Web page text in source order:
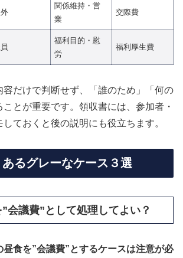
関係維持・営
業
交際費
福利目的・慰
労
福利厚生費
容だけで判断せず、「誰のため」「何の
とが重要です。領収書には、参加者・
ておくと後の説明にも役立ちます。
るグレーなケース３選
会議費”として処理してよい？
食を”会議費”とするケースは注意が必